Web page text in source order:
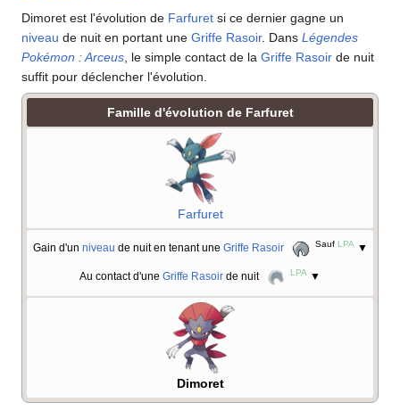
Dimoret est l'évolution de Farfuret si ce dernier gagne un
niveau de nuit en portant une Griffe Rasoir. Dans Légendes
Pokémon : Arceus , le simple contact de la Griffe Rasoir de nuit
suffit pour déclencher l'évolution.
Famille d'évolution de Farfuret
Farfuret
Gain d'un niveau de nuit en tenant une Griffe Rasoir Sauf LPA▼
Au contact d'une Griffe Rasoir de nuit LPA ▼
Dimoret